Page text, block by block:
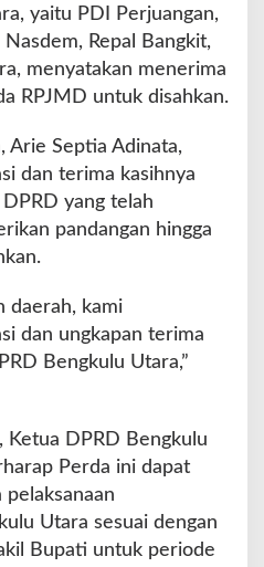
e
r
a
yaitu PDI Perjuangan,
Repal Bangkit,
menyatakan menerima
RPJMD untuk disahkan.
Arie Septia Adinata,
dan terima kasihnya
yang telah
pandangan hingga
daerah, kami
dan ungkapan terima
Bengkulu Utara,”
Ketua DPRD Bengkulu
Perda ini dapat
pelaksanaan
Utara sesuai dengan
Bupati untuk periode